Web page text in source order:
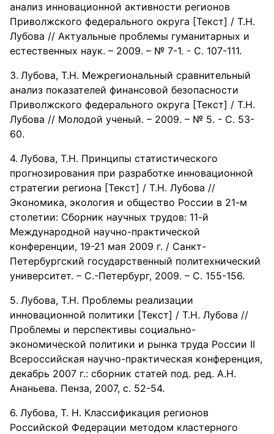
анализ инновационной активности регионов
Приволжского федерального округа [Текст] / Т.Н.
Лубова // Актуальные проблемы гуманитарных и
естественных наук. – 2009. – № 7-1. - С. 107-111.
Лубова, Т.Н. Межрегиональный сравнительный
анализ показателей финансовой безопасности
Приволжского федерального округа [Текст] / Т.Н.
Лубова // Молодой ученый. – 2009. – № 5. - С. 53-
60.
Лубова, Т.Н. Принципы статистического
прогнозирования при разработке инновационной
стратегии региона [Текст] / Т.Н. Лубова //
Экономика, экология и общество России в 21-м
столетии: Сборник научных трудов: 11-й
Международной научно-практической
конференции, 19-21 мая 2009 г. / Санкт-
Петербургский государственный политехнический
университет. – С.-Петербург, 2009. – С. 155-156.
Лубова, Т.Н. Проблемы реализации
инновационной политики [Текст] / Т.Н. Лубова //
Проблемы и перспективы социально-
экономической политики и рынка труда России II
Всероссийская научно-практическая конференция,
декабрь 2007 г.: сборник статей под. ред. А.Н.
Ананьева. Пенза, 2007, с. 52-54.
Лубова, Т. Н. Классификация регионов
Российской Федерации методом кластерного